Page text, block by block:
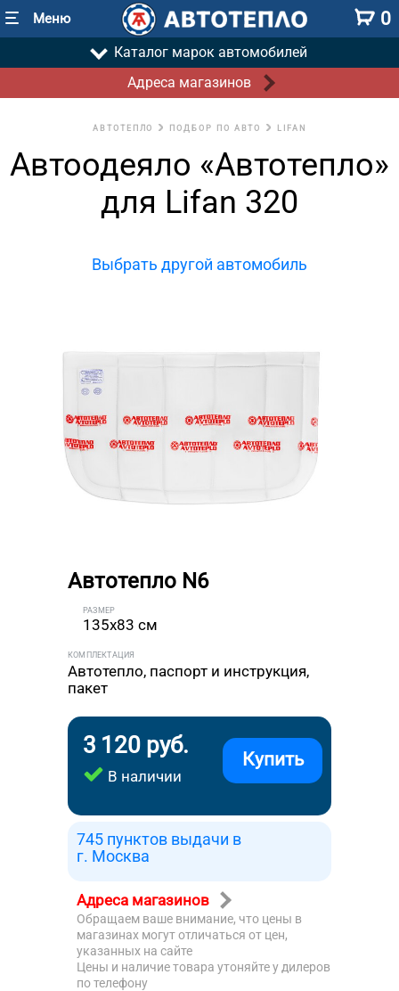
Меню 0
Каталог марок автомобилей
Адреса магазинов
АВТОТЕПЛО ПОДБОР ПО АВТО LIFAN
Автоодеяло «Автотепло»
для Lifan 320
Выбрать другой автомобиль
Автотепло N6
РАЗМЕР
135x83 см
КОМПЛЕКТАЦИЯ
Автотепло, паспорт и инструкция,
пакет
3 120 руб.
В наличии
Купить
745 пунктов выдачи в
г. Москва
Адреса магазинов
Обращаем ваше внимание, что цены в
магазинах могут отличаться от цен,
указанных на сайте
Цены и наличие товара утоняйте у дилеров
по телефону